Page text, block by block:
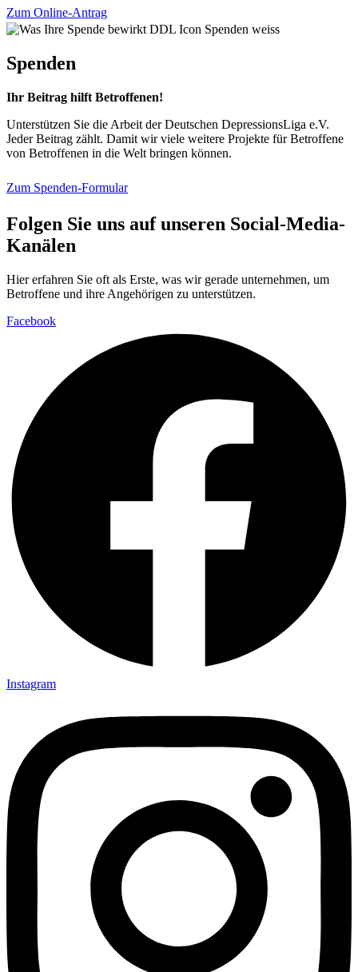
Zum Online-Antrag
Spenden
Ihr Beitrag hilft Betroffenen!
Unterstützen Sie die Arbeit der Deutschen DepressionsLiga e.V.
Jeder Beitrag zählt. Damit wir viele weitere Projekte für Betroffene
von Betroffenen in die Welt bringen können.
Zum Spenden-Formular
Folgen Sie uns auf unseren Social-Media-
Kanälen
Hier erfahren Sie oft als Erste, was wir gerade unternehmen, um
Betroffene und ihre Angehörigen zu unterstützen.
Facebook
Instagram